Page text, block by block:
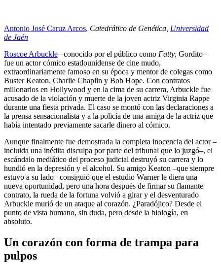
Antonio José Caruz Arcos, Catedrático de Genética, Universidad
de Jaén
Roscoe Arbuckle –conocido por el público como Fatty, Gordito–
fue un actor cómico estadounidense de cine mudo,
extraordinariamente famoso en su época y mentor de colegas como
Buster Keaton, Charlie Chaplin y Bob Hope. Con contratos
millonarios en Hollywood y en la cima de su carrera, Arbuckle fue
acusado de la violación y muerte de la joven actriz Virginia Rappe
durante una fiesta privada. El caso se montó con las declaraciones a
la prensa sensacionalista y a la policía de una amiga de la actriz que
había intentado previamente sacarle dinero al cómico.
Aunque finalmente fue demostrada la completa inocencia del actor –
incluida una inédita disculpa por parte del tribunal que lo juzgó–, el
escándalo mediático del proceso judicial destruyó su carrera y lo
hundió en la depresión y el alcohol. Su amigo Keaton –que siempre
estuvo a su lado– consiguió que el estudio Warner le diera una
nueva oportunidad, pero una hora después de firmar su flamante
contrato, la rueda de la fortuna volvió a girar y el desventurado
Arbuckle murió de un ataque al corazón. ¿Paradójico? Desde el
punto de vista humano, sin duda, pero desde la biología, en
absoluto.
Un corazón con forma de trampa para
pulpos